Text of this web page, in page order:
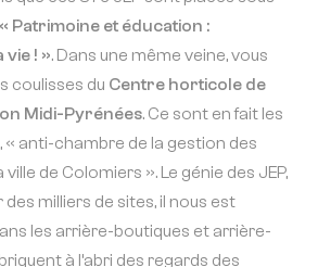
« Patrimoine et éducation :
! ». Dans une même veine, vous
coulisses du Centre horticole de
Midi-Pyrénées. Ce sont en fait les
« anti-chambre de la gestion des
de Colomiers ». Le génie des JEP,
des milliers de sites, il nous est
les arrière-boutiques et arrière-
à l’abri des regards des